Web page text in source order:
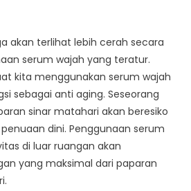
akan terlihat lebih cerah secara
serum wajah yang teratur.
kita menggunakan serum wajah
sebagai anti aging. Seseorang
sinar matahari akan beresiko
dini. Penggunaan serum
di luar ruangan akan
yang maksimal dari paparan